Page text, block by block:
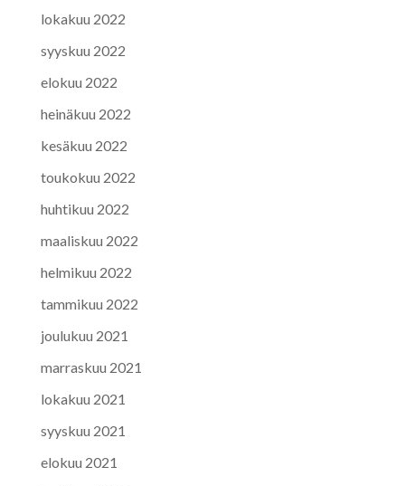
lokakuu 2022
syyskuu 2022
elokuu 2022
heinäkuu 2022
kesäkuu 2022
toukokuu 2022
huhtikuu 2022
maaliskuu 2022
helmikuu 2022
tammikuu 2022
joulukuu 2021
marraskuu 2021
lokakuu 2021
syyskuu 2021
elokuu 2021